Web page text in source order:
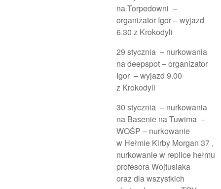
na Torpedowni –
organizator Igor – wyjazd
6.30 z Krokodyli
29 stycznia – nurkowania
na deepspot – organizator
Igor – wyjazd 9.00
z Krokodyli
30 stycznia – nurkowania
na Basenie na Tuwima –
WOŚP – nurkowanie
w Hełmie Kirby Morgan 37 ,
nurkowanie w replice hełmu
profesora Wojtusiaka
oraz dla wszystkich